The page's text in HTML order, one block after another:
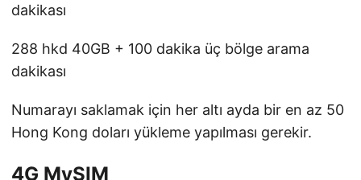
dakikası
288 hkd 40GB + 100 dakika üç bölge arama
dakikası
Numarayı saklamak için her altı ayda bir en az 50
Hong Kong doları yükleme yapılması gerekir.
4G MySIM